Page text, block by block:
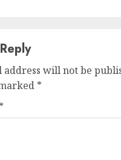
address will not be
*
*